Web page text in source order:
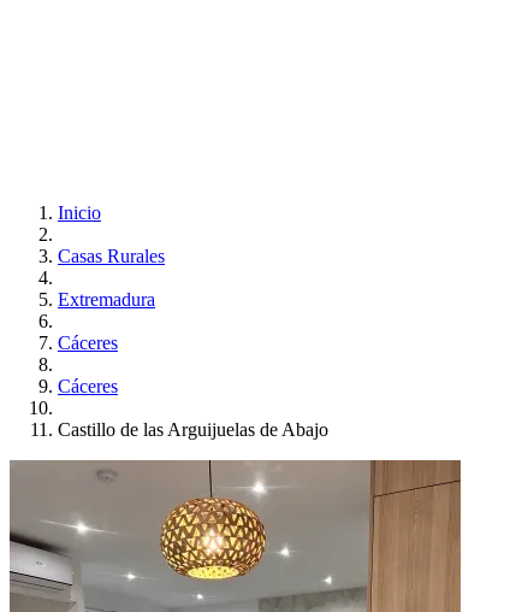
Inicio
Casas Rurales
Extremadura
Cáceres
Cáceres
Castillo de las Arguijuelas de Abajo